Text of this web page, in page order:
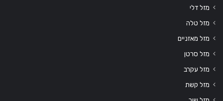
מזל דלי
מזל טלה
מזל מאזניים
מזל סרטן
מזל עקרב
מזל קשת